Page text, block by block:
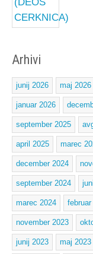
Arhivi
junij 2026 maj 2026
januar 2026
september 2025
april 2025 marec
december 2024
september 2024
marec 2024
november 2023
junij 2023 maj 2023